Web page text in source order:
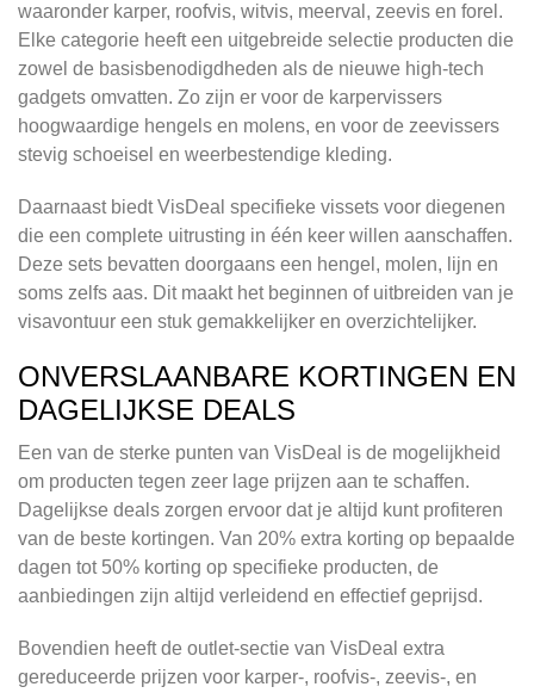
waaronder karper, roofvis, witvis, meerval, zeevis en forel.
Elke categorie heeft een uitgebreide selectie producten die
zowel de basisbenodigdheden als de nieuwe high-tech
gadgets omvatten. Zo zijn er voor de karpervissers
hoogwaardige hengels en molens, en voor de zeevissers
stevig schoeisel en weerbestendige kleding.
Daarnaast biedt VisDeal specifieke vissets voor diegenen
die een complete uitrusting in één keer willen aanschaffen.
Deze sets bevatten doorgaans een hengel, molen, lijn en
soms zelfs aas. Dit maakt het beginnen of uitbreiden van je
visavontuur een stuk gemakkelijker en overzichtelijker.
ONVERSLAANBARE KORTINGEN EN
DAGELIJKSE DEALS
Een van de sterke punten van VisDeal is de mogelijkheid
om producten tegen zeer lage prijzen aan te schaffen.
Dagelijkse deals zorgen ervoor dat je altijd kunt profiteren
van de beste kortingen. Van 20% extra korting op bepaalde
dagen tot 50% korting op specifieke producten, de
aanbiedingen zijn altijd verleidend en effectief geprijsd.
Bovendien heeft de outlet-sectie van VisDeal extra
gereduceerde prijzen voor karper-, roofvis-, zeevis-, en